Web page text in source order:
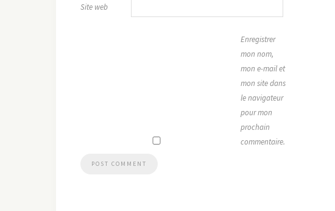
Site web
Enregistrer
mon nom,
mon e-mail et
mon site dans
le navigateur
pour mon
prochain
commentaire.